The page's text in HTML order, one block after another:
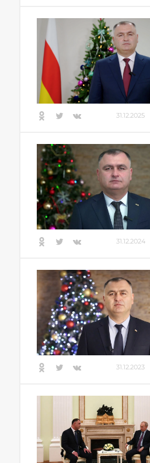
31.12.2025
31.12.2024
31.12.2023